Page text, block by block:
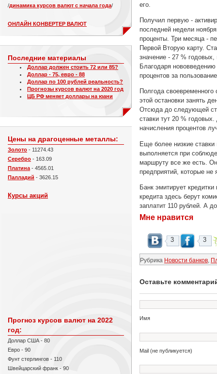
/динамика курсов валют с начала года/
ОНЛАЙН КОНВЕРТЕР ВАЛЮТ
Последние материалы
Доллар должен стоить 72 или 85?
Доллар - 75, евро - 88
Доллар по 100 рублей реальность?
Прогнозы курсов валют на 2020 год
ЦБ РФ меняет доллары на юани
Цены на драгоценные металлы:
Золото - 11274.43
Серебро - 163.09
Платина - 4565.01
Палладий - 3626.15
Курсы акций
Прогноз курсов валют на 2022
год:
Доллар США - 80
Евро - 90
Фунт стерлингов - 110
Швейцарский франк - 90
его.
Получил первую -
последней недели
проценты. Три месяца -
Первой Вторую карту.
значение - 27 %
Благодаря
процентов за
Полгода
этой остановки занять
Отсюда до следующей
ставки тут 20 %
начисления процентов
Еще более низкие
выполняется при
маршруту все же есть.
предприятий, которые не
Банк эмитирует
кредита здесь берут
заплатит 110 рублей. А
Мне нравится
3 3
Рубрика Новости банков
Оставьте
Имя
Mail (не публикуется)